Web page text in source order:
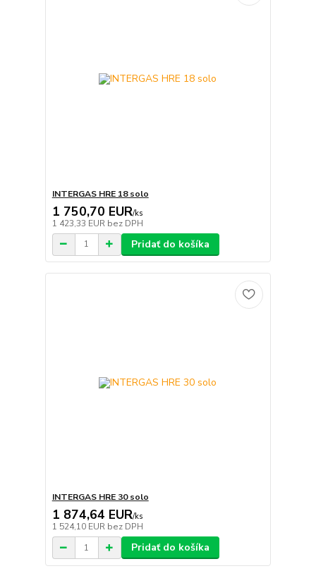
INTERGAS HRE 18 solo
1 750,70 EUR/ks
1 423,33 EUR bez DPH
Pridať do košíka
INTERGAS HRE 30 solo
1 874,64 EUR/ks
1 524,10 EUR bez DPH
Pridať do košíka